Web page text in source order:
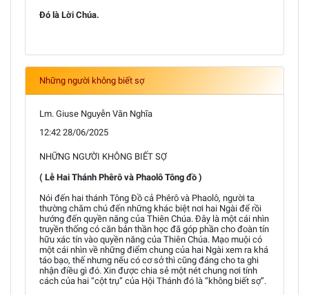
Đó là Lời Chúa.
Những người không biết sợ
Lm. Giuse Nguyễn Văn Nghĩa
12:42 28/06/2025
NHỮNG NGƯỜI KHÔNG BIẾT SỢ
( Lễ Hai Thánh Phêrô và Phaolô Tông đồ )
Nói đến hai thánh Tông Đồ cả Phêrô và Phaolô, người ta
thường chăm chú đến những khác biệt nơi hai Ngài để rồi
hướng đến quyền năng của Thiên Chúa. Đây là một cái nhìn
truyền thống có căn bản thần học đã góp phần cho đoàn tín
hữu xác tín vào quyền năng của Thiên Chúa. Mạo muội có
một cái nhìn về những điểm chung của hai Ngài xem ra khá
táo bạo, thế nhưng nếu có cơ sở thì cũng đáng cho ta ghi
nhận điều gì đó. Xin được chia sẻ một nét chung nơi tính
cách của hai “cột trụ” của Hội Thánh đó là “không biết sợ”.